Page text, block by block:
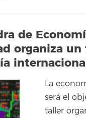
de
organiza un
La
será el
taller